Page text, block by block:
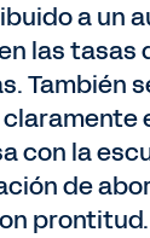
a un
las tasas
También
con la
de
prontitud.